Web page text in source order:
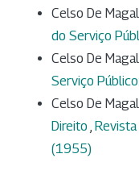
Celso De
do Serviço
Celso De
Serviço
Celso De
Direito , Revista
(1955)